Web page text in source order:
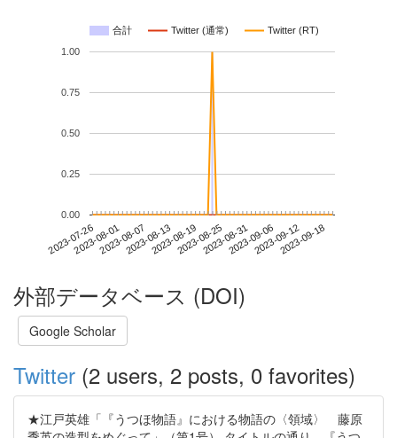
合計 Twitter (通常) Twitter (RT)
2023-07-262023-08-012023-08-072023-08-132023-08-192023-08-252023-08-312023-09-062023-09-122023-09-18
0.00
0.25
0.50
0.75
1.00
外部データベース (DOI)
Google Scholar
Twitter (2 users, 2 posts, 0 favorites)
★江戸英雄「『うつほ物語』における物語の〈領域〉 藤原